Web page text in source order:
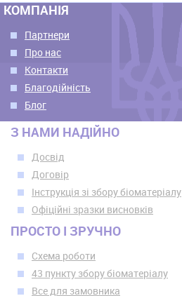
КОМПАНІЯ
Партнери
Про нас
Контакти
Благодійність
Блог
З НАМИ НАДІЙНО
Досвід
Договір
Інструкція зі збору біоматеріалу
Офіційні зразки висновків
ПРОСТО І ЗРУЧНО
Схема роботи
43 пункту збору біоматеріалу
Все для замовника